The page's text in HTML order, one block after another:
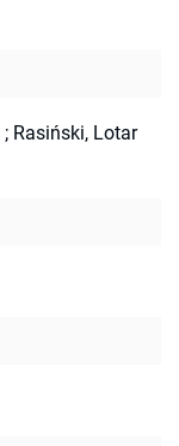
; Rasiński, Lotar